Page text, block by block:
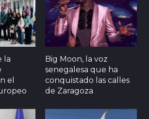
la
el
Big Moon, la voz
senegalesa que ha
conquistado las calles
de Zaragoza